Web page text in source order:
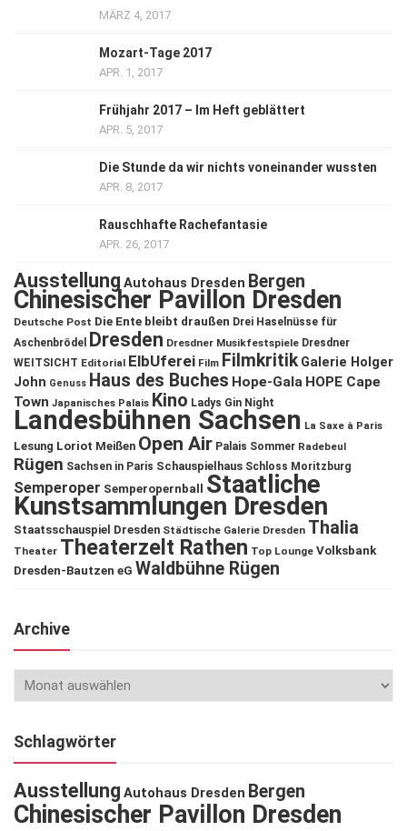
MÄRZ 4, 2017
Mozart-Tage 2017
APR. 1, 2017
Frühjahr 2017 – Im Heft geblättert
APR. 5, 2017
Die Stunde da wir nichts voneinander wussten
APR. 8, 2017
Rauschhafte Rachefantasie
APR. 26, 2017
Ausstellung Autohaus Dresden Bergen
Chinesischer Pavillon Dresden
Deutsche Post Die Ente bleibt draußen Drei Haselnüsse für
Aschenbrödel
Dresden Dresdner Musikfestspiele Dresdner
WEITSICHT Editorial ElbUferei Film Filmkritik Galerie Holger
John Genuss Haus des Buches Hope-Gala HOPE Cape
Town Japanisches Palais Kino Ladys Gin Night
Landesbühnen Sachsen La Saxe à Paris
Lesung Loriot Meißen Open Air Palais Sommer Radebeul
Rügen Sachsen in Paris Schauspielhaus Schloss Moritzburg
Semperoper Semperopernball Staatliche
Kunstsammlungen Dresden
Staatsschauspiel Dresden Städtische Galerie Dresden Thalia
Theater Theaterzelt Rathen Top Lounge Volksbank
Dresden-Bautzen eG Waldbühne Rügen
Archive
Schlagwörter
Ausstellung Autohaus Dresden Bergen
Chinesischer Pavillon Dresden